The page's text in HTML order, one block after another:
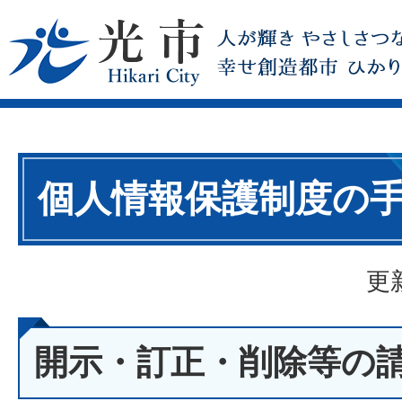
個人情報保護制度の
更
開示・訂正・削除等の